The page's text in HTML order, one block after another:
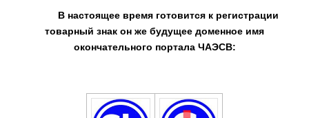
В настоящее время готовится к регистрации
товарный знак он же будущее доменное имя
окончательного портала ЧАЭСВ: